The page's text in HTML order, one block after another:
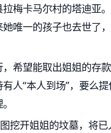
梅卡马尔村的塔迪亚
唯一的孩子也去世了
希望能取出姐姐的存
人“本人到场”，要么
挖开姐姐的坟墓，将